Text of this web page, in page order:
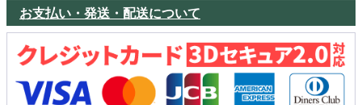
お支払い・発送・配送について